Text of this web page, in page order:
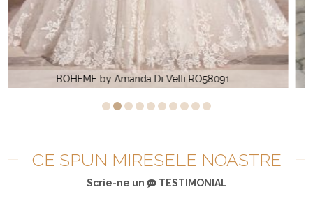
ANASTASIA GOLD by Amanda Di Velli
CE SPUN MIRESELE NOASTRE
Scrie-ne un TESTIMONIAL